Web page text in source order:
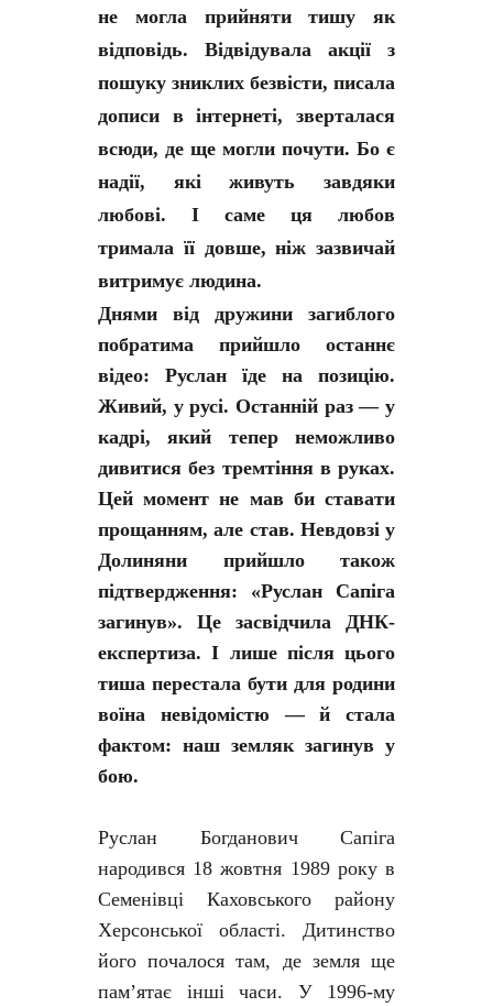
не могла прийняти тишу як
відповідь. Відвідувала акції з
пошуку зниклих безвісти, писала
дописи в інтернеті, зверталася
всюди, де ще могли почути. Бо є
надії, які живуть завдяки
любові. І саме ця любов
тримала її довше, ніж зазвичай
витримує людина.
Днями від дружини загиблого
побратима прийшло останнє
відео: Руслан їде на позицію.
Живий, у русі. Останній раз — у
кадрі, який тепер неможливо
дивитися без тремтіння в руках.
Цей момент не мав би ставати
прощанням, але став. Невдовзі у
Долиняни прийшло також
підтвердження: «Руслан Сапіга
загинув». Це засвідчила ДНК-
експертиза. І лише після цього
тиша перестала бути для родини
воїна невідомістю — й стала
фактом: наш земляк загинув у
бою.
Руслан Богданович Сапіга
народився 18 жовтня 1989 року в
Семенівці Каховського району
Херсонської області. Дитинство
його почалося там, де земля ще
пам’ятає інші часи. У 1996-му